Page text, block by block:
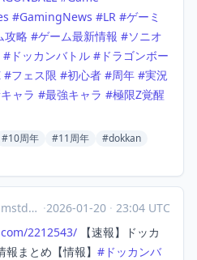
#GamingNews #LR #ゲーミ
攻略 #ゲーム最新情報 #ソニオ
# ドッカンバトル # ドラゴンボー
#フェス限 #初心者 #周年 #実況
ャラ #最強キャラ #極限Z覚醒
#10周年 #11周年
#dokkan
·2026-01-20 · 23:04 UTC
2212543/ 【速報】ドッカ
まとめ【情報】 # ドッカンバ